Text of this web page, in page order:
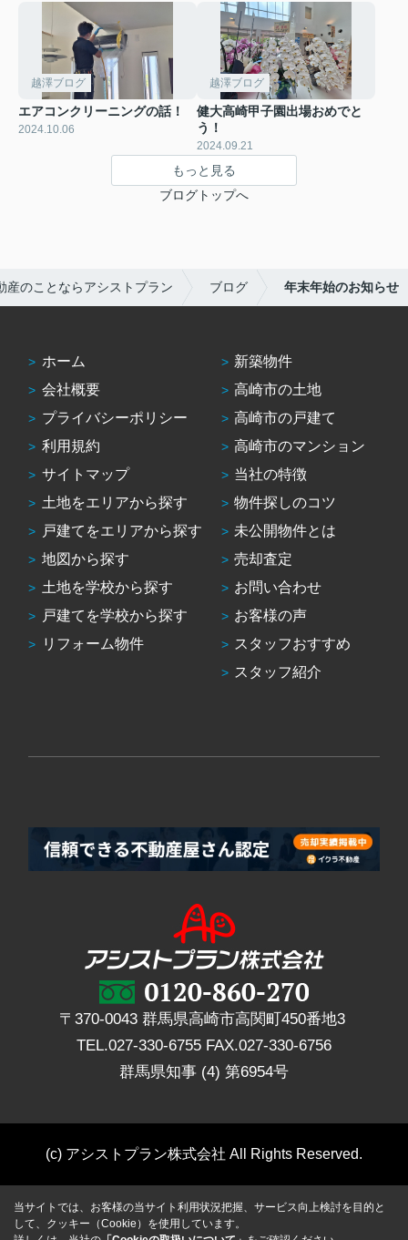
越澤ブログ
エアコンクリーニングの話！
2024.10.06
越澤ブログ
健大高崎甲子園出場おめでと
う！
2024.09.21
もっと見る
ブログトップへ
産のことならアシストプラン ブログ 年末年始のお知らせ
ホーム
会社概要
プライバシーポリシー
利用規約
サイトマップ
土地をエリアから探す
戸建てをエリアから探す
地図から探す
土地を学校から探す
戸建てを学校から探す
リフォーム物件
新築物件
高崎市の土地
高崎市の戸建て
高崎市のマンション
当社の特徴
物件探しのコツ
未公開物件とは
売却査定
お問い合わせ
お客様の声
スタッフおすすめ
スタッフ紹介
〒370-0043 群馬県高崎市高関町450番地3
TEL.027-330-6755 FAX.027-330-6756
群馬県知事 (4) 第6954号
(c) アシストプラン株式会社 All Rights Reserved.
当サイトでは、お客様の当サイト利用状況把握、サービス向上検討を目的と
して、クッキー（Cookie）を使用しています。